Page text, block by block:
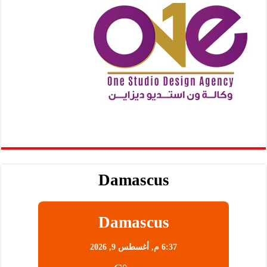
Damascus
Damascus
6:37 م, أغسطس 9, 2026